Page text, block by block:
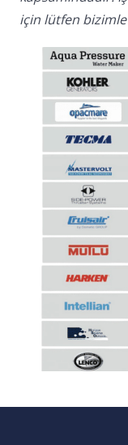
için lütfen